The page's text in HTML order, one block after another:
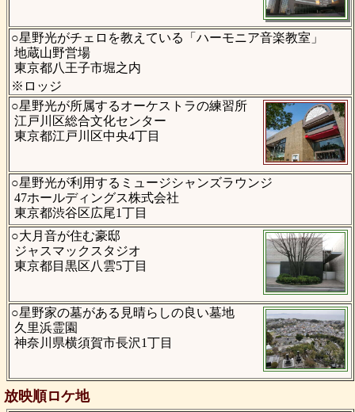
○星野光がチェロを教えている「ハーモニア音楽教室」
地蔵山野営場
東京都八王子市堀之内
※ロッジ
○星野光が所属するオーケストラの練習所
江戸川区総合文化センター
東京都江戸川区中央4丁目
○星野光が利用するミュージシャンズラウンジ
47ホールディングス株式会社
東京都渋谷区広尾1丁目
○大月音が住む豪邸
ジャスマックスタジオ
東京都目黒区八雲5丁目
○星野家の墓がある見晴らしの良い墓地
久里浜霊園
神奈川県横須賀市長沢1丁目
放映順ロケ地